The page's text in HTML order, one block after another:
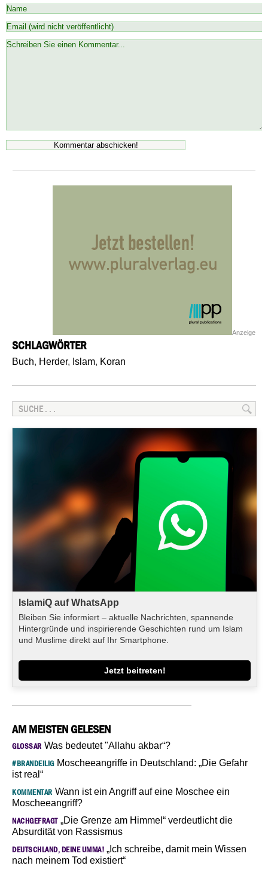
Anzeige
SCHLAGWÖRTER
Buch, Herder, Islam, Koran
IslamiQ auf WhatsApp
Bleiben Sie informiert – aktuelle Nachrichten, spannende
Hintergründe und inspirierende Geschichten rund um Islam
und Muslime direkt auf Ihr Smartphone.
Jetzt beitreten!
AM MEISTEN GELESEN
GLOSSAR Was bedeutet "Allahu akbar“?
#BRANDEILIGMoscheeangriffe in Deutschland: „Die Gefahr
ist real“
KOMMENTAR Wann ist ein Angriff auf eine Moschee ein
Moscheeangriff?
NACHGEFRAGT„Die Grenze am Himmel“ verdeutlicht die
Absurdität von Rassismus
DEUTSCHLAND, DEINE UMMA! „Ich schreibe, damit mein Wissen
nach meinem Tod existiert“